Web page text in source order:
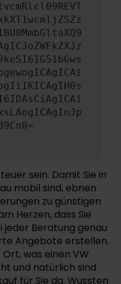
sein. Damit Sie in
mobil sind, ebnen
zu günstigen
Herzen, dass Sie
jeder Beratung genau
Angebote erstellen.
was einen VW
und natürlich sind
für Sie da. Wussten